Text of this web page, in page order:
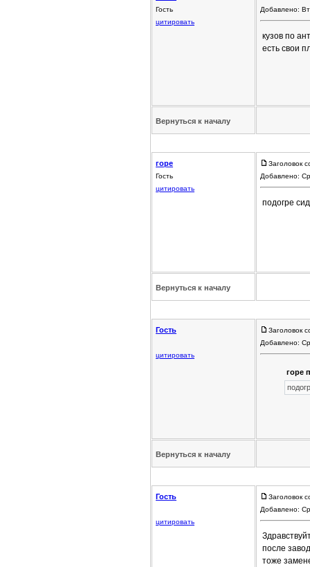
Гость
цитировать
Добавлено:
кузов по
есть свои
Вернуться к началу
горе
Гость
цитировать
Заголовок
Добавлено:
подогре
Вернуться к началу
Гость
цитировать
Заголовок
Добавлено:
горе
Вернуться к началу
Гость
цитировать
Заголовок
Добавлено:
после
тоже